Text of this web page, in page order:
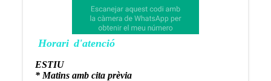
Horari d'atenció
ESTIU
* Matins amb cita prèvia